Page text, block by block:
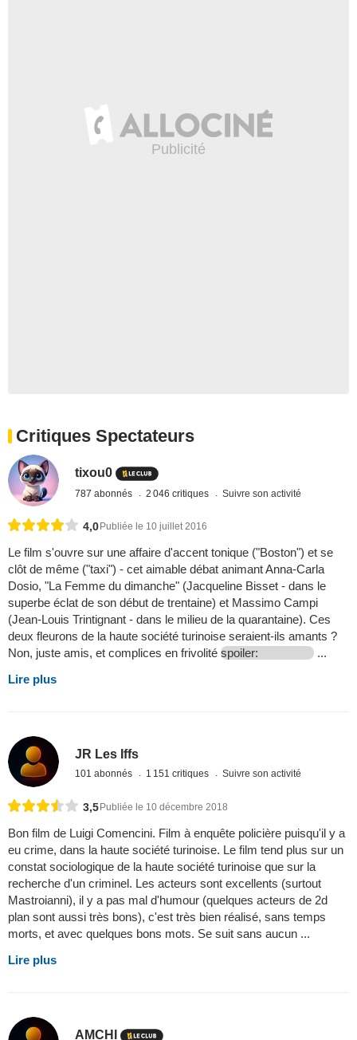
Critiques Spectateurs
tixou0
787 abonnés 2 046 critiques Suivre son activité
4,0Publiée le 10 juillet 2016
Le film s'ouvre sur une affaire d'accent tonique ("Boston") et se
clôt de même ("taxi") - cet aimable débat animant Anna-Carla
Dosio, "La Femme du dimanche" (Jacqueline Bisset - dans le
superbe éclat de son début de trentaine) et Massimo Campi
(Jean-Louis Trintignant - dans le milieu de la quarantaine). Ces
deux fleurons de la haute société turinoise seraient-ils amants ?
Non, juste amis, et complices en frivolité spoiler:
...
Lire plus
JR Les Iffs
101 abonnés 1 151 critiques Suivre son activité
3,5 Publiée le 10 décembre 2018
Bon film de Luigi Comencini. Film à enquête policière puisqu'il y a
eu crime, dans la haute société turinoise. Le film tend plus sur un
constat sociologique de la haute société turinoise que sur la
recherche d'un criminel. Les acteurs sont excellents (surtout
Mastroianni), il y a pas mal d'humour (quelques acteurs de 2d
plan sont aussi très bons), c'est très bien réalisé, sans temps
morts, et avec quelques bons mots. Se suit sans aucun ...
Lire plus
AMCHI